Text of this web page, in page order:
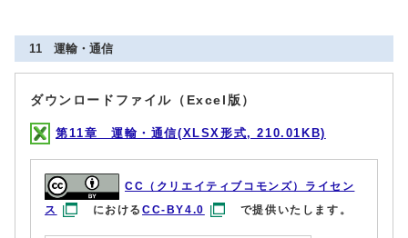
11 運輸・通信
ダウンロードファイル（Excel版）
第11章 運輸・通信(XLSX形式, 210.01KB)
CC（クリエイティブコモンズ）ライセン
ス
におけるCC-BY4.0 で提供いたします。